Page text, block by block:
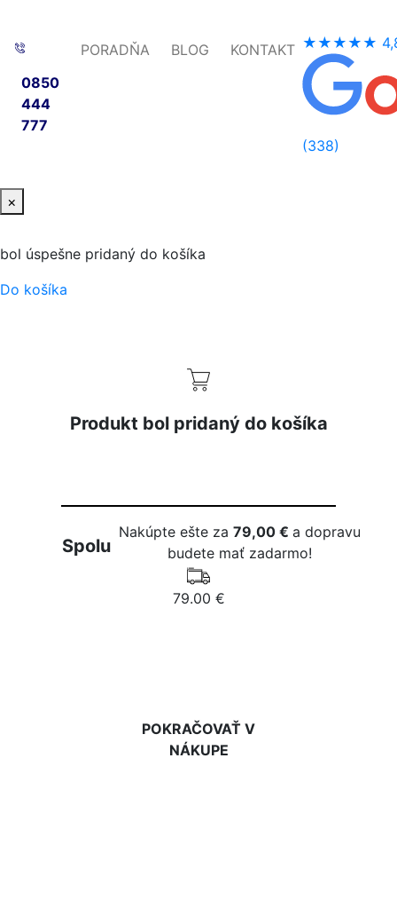
0850
444
777
PORADŇA BLOG KONTAKT ★★★★★
(338)
×
bol úspešne pridaný do košíka
Do košíka
Produkt bol pridaný do košíka
Spolu
Nakúpte ešte za79,00 €a dopravu
budete mať zadarmo!
79.00 €
POKRAČOVAŤ V
NÁKUPE